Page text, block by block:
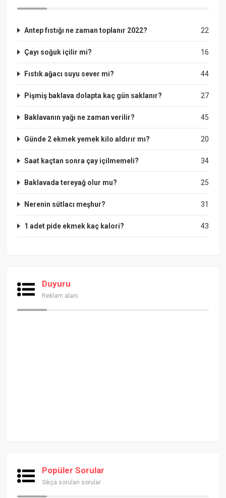
22
Antep fıstığı ne zaman toplanır 2022?
16
Çayı soğuk içilir mi?
44
Fıstık ağacı suyu sever mi?
27
Pişmiş baklava dolapta kaç gün saklanır?
45
Baklavanın yağı ne zaman verilir?
20
Günde 2 ekmek yemek kilo aldırır mı?
34
Saat kaçtan sonra çay içilmemeli?
25
Baklavada tereyağ olur mu?
31
Nerenin sütlacı meşhur?
43
1 adet pide ekmek kaç kalori?
Duyuru
Reklam alanı
Popüler Sorular
Sıkça sorulan sorular